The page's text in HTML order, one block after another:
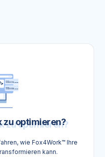
zu optimieren?
wie Fox4Work™ Ihre
kann.